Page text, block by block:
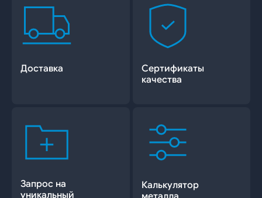
Доставка
Сертификаты
качества
Запрос на
уникальный
Калькулятор